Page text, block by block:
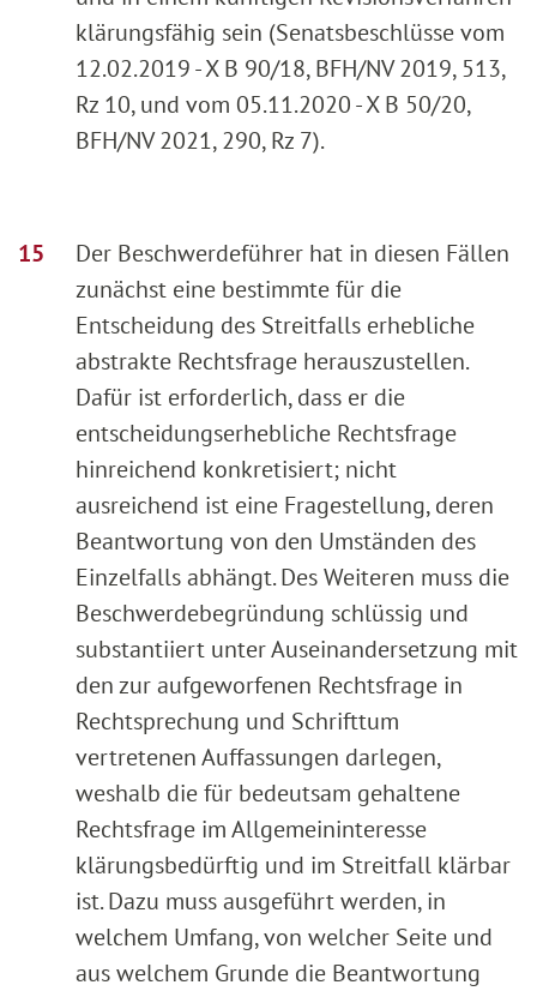
klärungsfähig sein (Senatsbeschlüsse vom
12.02.2019 - X B 90/18, BFH/NV 2019, 513,
Rz 10, und vom 05.11.2020 - X B 50/20,
BFH/NV 2021, 290, Rz 7).
Der Beschwerdeführer hat in diesen Fällen
zunächst eine bestimmte für die
Entscheidung des Streitfalls erhebliche
abstrakte Rechtsfrage herauszustellen.
Dafür ist erforderlich, dass er die
entscheidungserhebliche Rechtsfrage
hinreichend konkretisiert; nicht
ausreichend ist eine Fragestellung, deren
Beantwortung von den Umständen des
Einzelfalls abhängt. Des Weiteren muss die
Beschwerdebegründung schlüssig und
substantiiert unter Auseinandersetzung mit
den zur aufgeworfenen Rechtsfrage in
Rechtsprechung und Schrifttum
vertretenen Auffassungen darlegen,
weshalb die für bedeutsam gehaltene
Rechtsfrage im Allgemeininteresse
klärungsbedürftig und im Streitfall klärbar
ist. Dazu muss ausgeführt werden, in
welchem Umfang, von welcher Seite und
aus welchem Grunde die Beantwortung